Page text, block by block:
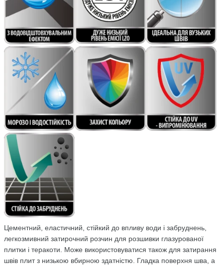
Цементний, еластичний, стійкий до впливу води і забруднень,
легкозмивний затирочний розчин для розшивки глазурованої
плитки і теракоти. Може використовуватися також для затирання
швів плит з низькою вбирною здатністю. Гладка поверхня шва, а